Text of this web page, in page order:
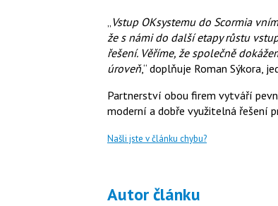
Vstup OKsystemu do Scormia
že s námi do další etapy růstu
řešení. Věříme, že společně
úroveň,“ doplňuje Roman Sýkora,
Partnerství obou firem vytváří
moderní a dobře využitelná řešení
Našli jste v článku chybu?
Autor článku